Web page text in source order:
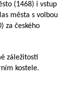
(1468) i vstup
města s volbou
) za českého
záležitosti
kostele.